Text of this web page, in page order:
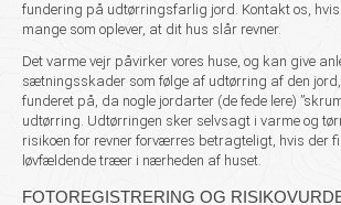
fundering på udtørringsfarlig jord. Kontakt os, hvis
mange som oplever, at dit hus slår revner.
Det varme vejr påvirker vores huse, og kan give
sætningsskader som følge af udtørring af den jord,
funderet på, da nogle jordarter (de fede lere)
udtørring. Udtørringen sker selvsagt i varme og
risikoen for revner forværres betragteligt, hvis der
løvfældende træer i nærheden af huset.
FOTOREGISTRERING OG